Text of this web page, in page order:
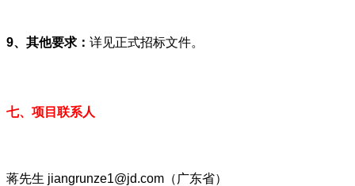
9、其他要求： 详见正式招标文件。
七、项目联系人
蒋先生 jiangrunze1@jd.com（广东省）